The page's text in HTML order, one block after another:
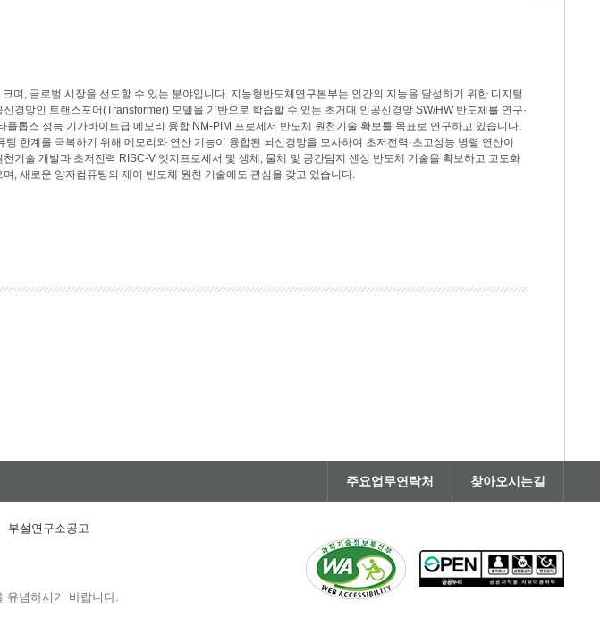
며, 글로벌 시장을 선도할 수 있는 분야입니다. 지능형반도체연구본부는 인간의 지능을 달성하기 위한 디지털
경망인 트랜스포머(Transformer) 모델을 기반으로 학습할 수 있는 초거대 인공신경망 SW/HW 반도체를 연구·
플롭스 성능 기가바이트급 메모리 융합 NM-PIM 프로세서 반도체 원천기술 확보를 목표로 연구하고 있습니다.
팅 한계를 극복하기 위해 메모리와 연산 기능이 융합된 뇌신경망을 모사하여 초저전력·초고성능 병렬 연산이
기술 개발과 초저전력 RISC-V 엣지프로세서 및 생체, 물체 및 공간탐지 센싱 반도체 기술을 확보하고 고도화
, 새로운 양자컴퓨팅의 제어 반도체 원천 기술에도 관심을 갖고 있습니다.
주요업무연락처 찾아오시는길
부설연구소공고
유념하시기 바랍니다.